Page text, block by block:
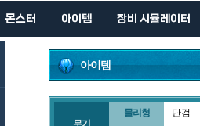
몬스터 아이템 장비 시뮬레이터
아이템
무기
물리형 단검